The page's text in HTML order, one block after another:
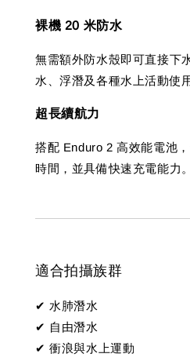
裸機 20 米防水
無需額外防水殼即可直接下
水、浮潛及各種水上活動使用
超長續航力
搭配 Enduro 2 高效能電池
時間，並具備快速充電能力。
適合拍攝族群
✔ 水肺潛水
✔ 自由潛水
✔ 衝浪與水上運動